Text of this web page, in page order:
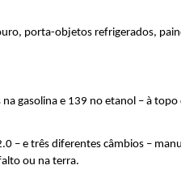
porta-objetos refrigerados,
gasolina e 139 no etanol – à
– e três diferentes câmbios –
ou na terra.